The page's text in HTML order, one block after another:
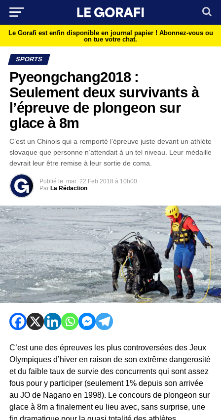
Le Gorafi est enfin disponible en journal papier ! Abonnez-vous ou
on tue votre chat.
SPORTS
Pyeongchang2018 :
Seulement deux survivants à
l’épreuve de plongeon sur
glace à 8m
C’est un Chinois qui a remporté l’épreuve juste devant un athlète
slovaque que personne n’attendait à un tel niveau. Leur médaille
devrait leur être remise à leur sortie de coma.
Publié le mar 22 Feb 2018 à 10h00
Par La Rédaction
C’est une des épreuves les plus controversées des Jeux
Olympiques d’hiver en raison de son extrême dangerosité
et du faible taux de survie des concurrents qui sont assez
fous pour y participer (seulement 1% depuis son arrivée
au JO de Nagano en 1998). Le concours de plongeon sur
glace à 8m a finalement eu lieu avec, sans surprise, une